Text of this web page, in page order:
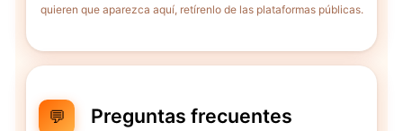
quieren que aparezca aquí, retírenlo de las plataformas públicas.
💬 Preguntas frecuentes